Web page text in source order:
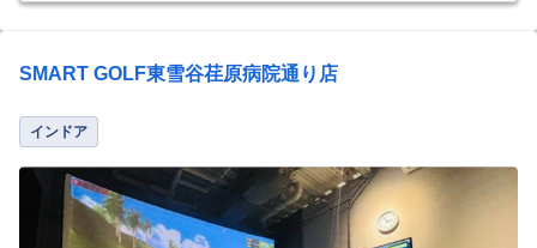
SMART GOLF東雪谷荏原病院通り店
インドア